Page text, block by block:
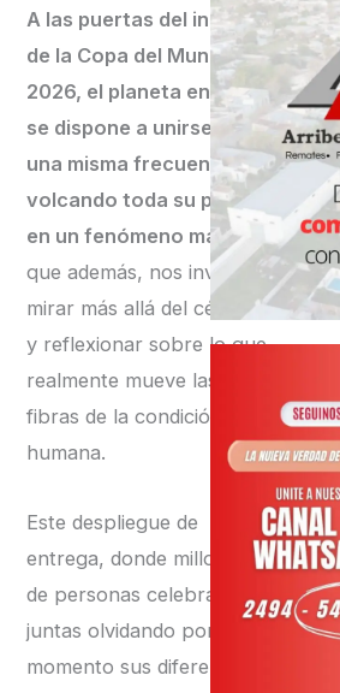
A las puertas del inicio
de la Copa del Mundo
2026, el planeta entero
se dispone a unirse en
una misma frecuencia,
volcando toda su pasión
en un fenómeno masivo,
que además, nos invita a
mirar más allá del césped
y reflexionar sobre lo que
realmente mueve las
fibras de la condición
humana.
Este despliegue de
entrega, donde millones
de personas celebran
juntas olvidando por un
momento sus diferencias,